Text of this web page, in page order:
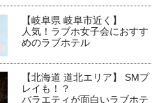
【岐阜県 岐阜市近く】
人気！ラブホ女子会におすす
めのラブホテル
【北海道 道北エリア】 SMプ
レイも！？
バラエティが面白いラブホテ